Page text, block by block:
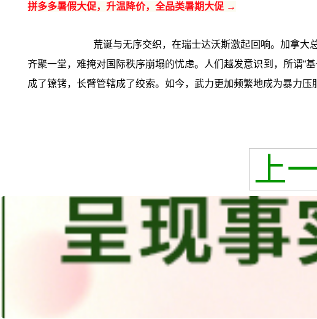
拼多多暑假大促，升温降价，全品类暑期大促 →
荒诞与无序交织，在瑞士达沃斯激起回响。加拿大
齐聚一堂，难掩对国际秩序崩塌的忧虑。人们越发意识到，所谓“
成了镣铐，长臂管辖成了绞索。如今，武力更加频繁地成为暴力压
上